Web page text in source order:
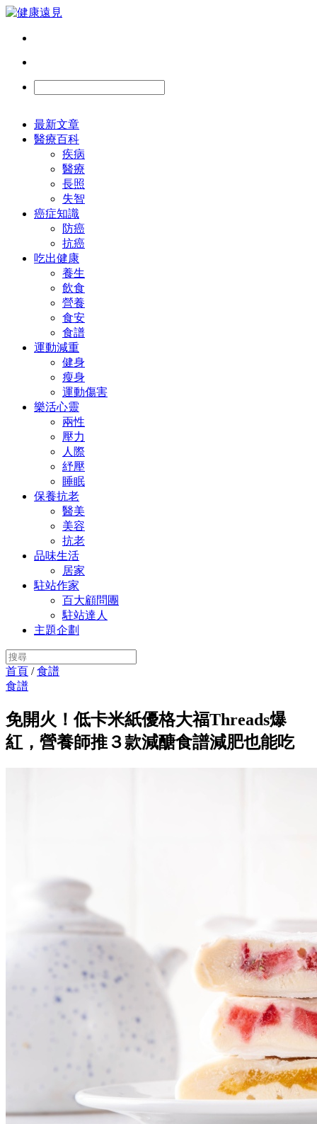
最新文章
醫療百科
疾病
醫療
長照
失智
癌症知識
防癌
抗癌
吃出健康
養生
飲食
營養
食安
食譜
運動減重
健身
瘦身
運動傷害
樂活心靈
兩性
壓力
人際
紓壓
睡眠
保養抗老
醫美
美容
抗老
品味生活
居家
駐站作家
百大顧問團
駐站達人
主題企劃
首頁 /食譜
食譜
免開火！低卡米紙優格大福Threads爆
紅，營養師推３款減醣食譜減肥也能吃